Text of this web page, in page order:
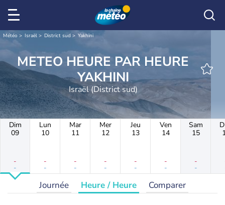
Météo Israël District sud Yakhini
METEO HEURE PAR HEURE
YAKHINI
Israël (District sud)
Dim
09
-
-
Lun
10
-
-
Mar
11
-
-
Mer
12
-
-
Jeu
13
-
-
Ven
14
-
-
Sam
15
-
-
Journée Heure / Heure Comparer